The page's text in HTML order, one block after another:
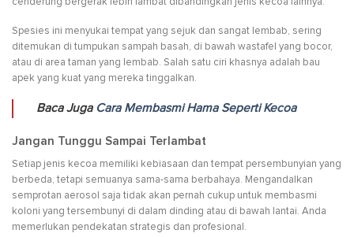
Spesies ini menyukai tempat yang sejuk dan sangat lembab, sering
ditemukan di tumpukan sampah basah, di bawah wastafel yang bocor,
atau di area taman yang lembab. Salah satu ciri khasnya adalah bau
apek yang kuat yang mereka tinggalkan.
Baca Juga Cara Membasmi Hama Seperti Kecoa
Jangan Tunggu Sampai Terlambat
Setiap jenis kecoa memiliki kebiasaan dan tempat persembunyian yang
berbeda, tetapi semuanya sama-sama berbahaya. Mengandalkan
semprotan aerosol saja tidak akan pernah cukup untuk membasmi
koloni yang tersembunyi di dalam dinding atau di bawah lantai. Anda
memerlukan pendekatan strategis dan profesional.